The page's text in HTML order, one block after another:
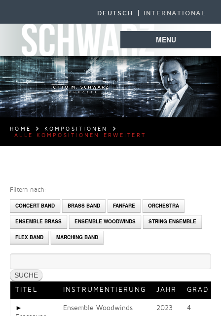
DEUTSCH INTERNATIONAL
MENU
HOME
KOMPOSITIONEN
ALLE KOMPOSITIONEN ERWEITERT
Filtern nach:
CONCERT BAND BRASS BAND FANFARE ORCHESTRA
ENSEMBLE BRASS ENSEMBLE WOODWINDS STRING ENSEMBLE
FLEX BAND MARCHING BAND
TITEL INSTRUMENTIERUNG JAHR GRAD
►
Ensemble Woodwinds 2023 4